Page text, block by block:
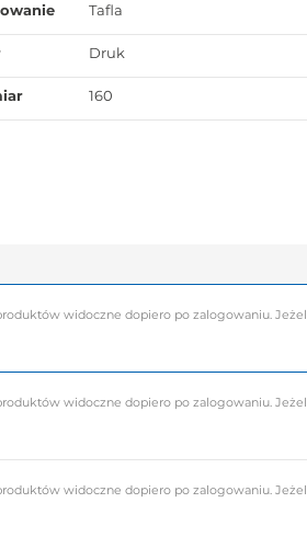
Tafla
Druk
160
widoczne dopiero po zalogowaniu.
widoczne dopiero po zalogowaniu.
widoczne dopiero po zalogowaniu.